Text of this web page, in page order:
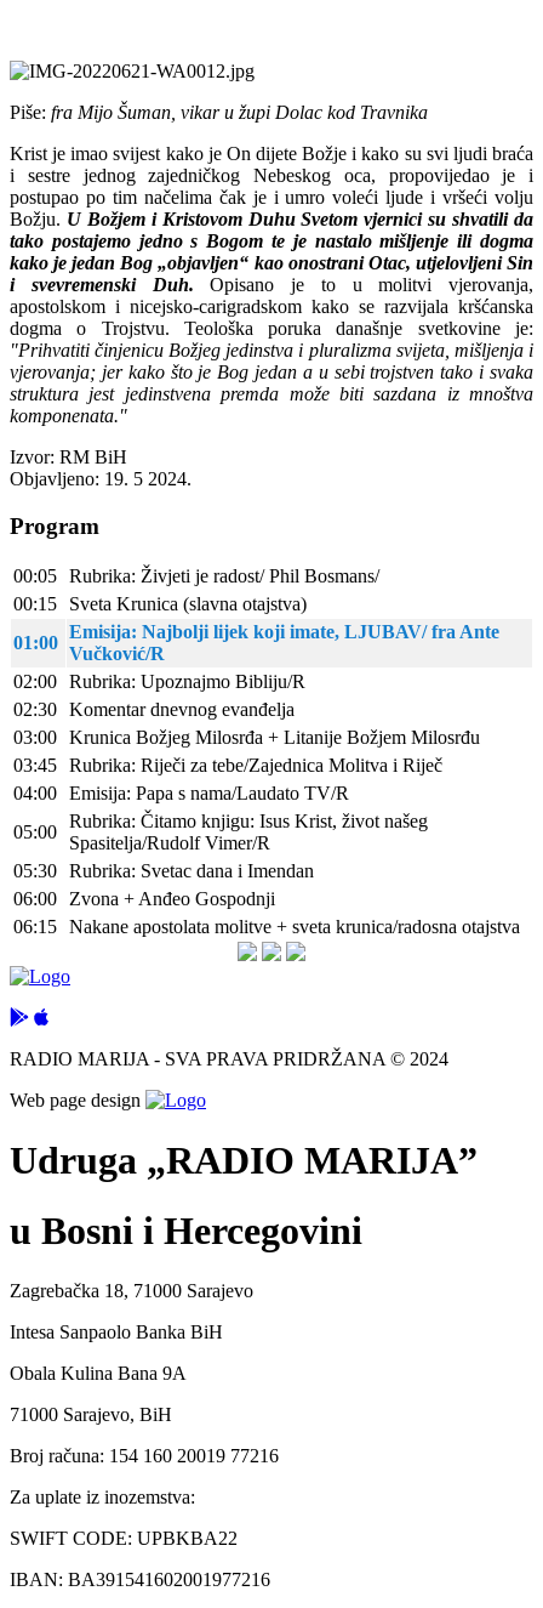
Piše: fra Mijo Šuman, vikar u župi Dolac kod Travnika
Krist je imao svijest kako je On dijete Božje i kako su svi ljudi braća
i sestre jednog zajedničkog Nebeskog oca, propovijedao je i
postupao po tim načelima čak je i umro voleći ljude i vršeći volju
Božju. U Božjem i Kristovom Duhu Svetom vjernici su shvatili da
tako postajemo jedno s Bogom te je nastalo mišljenje ili dogma
kako je jedan Bog „objavljen“ kao onostrani Otac, utjelovljeni Sin
i svevremenski Duh. Opisano je to u molitvi vjerovanja,
apostolskom i nicejsko-carigradskom kako se razvijala kršćanska
dogma o Trojstvu. Teološka poruka današnje svetkovine je:
"Prihvatiti činjenicu Božjeg jedinstva i pluralizma svijeta, mišljenja i
vjerovanja; jer kako što je Bog jedan a u sebi trojstven tako i svaka
struktura jest jedinstvena premda može biti sazdana iz mnoštva
komponenata."
Izvor: RM BiH
Objavljeno: 19. 5 2024.
Program
00:05 Rubrika: Živjeti je radost/ Phil Bosmans/
00:15
Sveta Krunica (slavna otajstva)
01:00
Emisija: Najbolji lijek koji imate, LJUBAV/ fra Ante
Vučković/R
02:00 Rubrika: Upoznajmo Bibliju/R
02:30 Komentar dnevnog evanđelja
03:00 Krunica Božjeg Milosrđa + Litanije Božjem Milosrđu
03:45 Rubrika: Riječi za tebe/Zajednica Molitva i Riječ
04:00 Emisija: Papa s nama/Laudato TV/R
05:00
Rubrika: Čitamo knjigu: Isus Krist, život našeg
Spasitelja/Rudolf Vimer/R
05:30 Rubrika: Svetac dana i Imendan
06:00
Zvona + Anđeo Gospodnji
06:15 Nakane apostolata molitve + sveta krunica/radosna otajstva
RADIO MARIJA - SVA PRAVA PRIDRŽANA © 2024
Web page design
Udruga „RADIO MARIJA”
u Bosni i Hercegovini
Zagrebačka 18, 71000 Sarajevo
Intesa Sanpaolo Banka BiH
Obala Kulina Bana 9A
71000 Sarajevo, BiH
Broj računa: 154 160 20019 77216
Za uplate iz inozemstva:
SWIFT CODE: UPBKBA22
IBAN: BA391541602001977216